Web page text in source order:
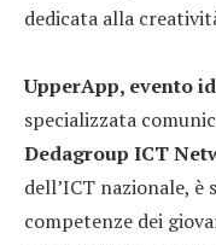
dedicata alla
UpperApp, evento
specializzata
Dedagroup ICT
dell’ICT nazionale,
competenze dei